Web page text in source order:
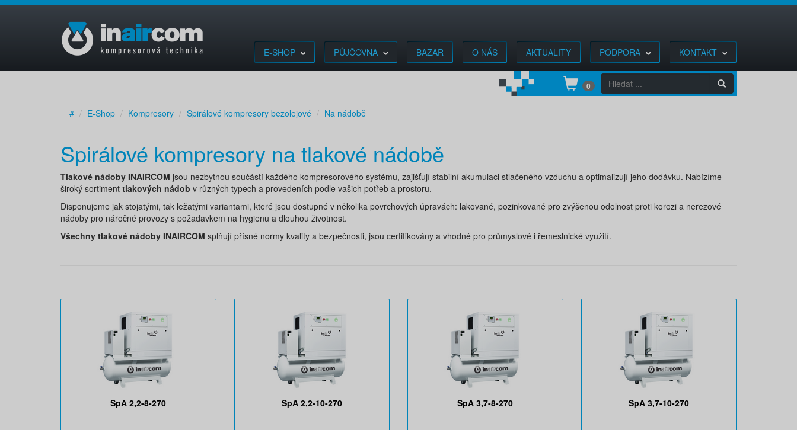
E-SHOP PŮJČOVNA BAZAR O NÁS AKTUALITY PODPORA KONTAKT
0
# E-Shop Kompresory Spirálové kompresory bezolejové Na nádobě
Spirálové kompresory na tlakové nádobě
Tlakové nádoby INAIRCOM jsou nezbytnou součástí každého kompresorového systému, zajišťují stabilní akumulaci stlačeného vzduchu a optimalizují jeho dodávku. Nabízíme
široký sortiment tlakových nádob v různých typech a provedeních podle vašich potřeb a prostoru.
Disponujeme jak stojatými, tak ležatými variantami, které jsou dostupné v několika povrchových úpravách: lakované, pozinkované pro zvýšenou odolnost proti korozi a nerezové
nádoby pro náročné provozy s požadavkem na hygienu a dlouhou životnost.
Všechny tlakové nádoby INAIRCOM splňují přísné normy kvality a bezpečnosti, jsou certifikovány a vhodné pro průmyslové i řemeslnické využití.
SpA 2,2-8-270 SpA 2,2-10-270 SpA 3,7-8-270 SpA 3,7-10-270